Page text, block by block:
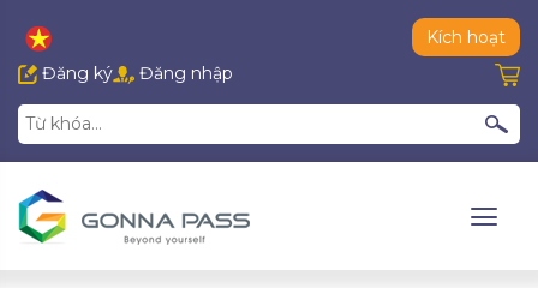
Kích hoạt
Đăng ký
Đăng nhập